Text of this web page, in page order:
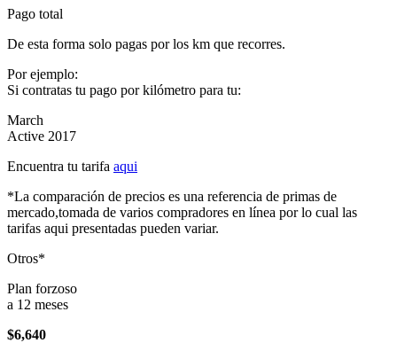
Pago total
De esta forma solo pagas por los km que recorres.
Por ejemplo:
Si contratas tu pago por kilómetro para tu:
March
Active 2017
Encuentra tu tarifa aqui
*La comparación de precios es una referencia de primas de
mercado,tomada de varios compradores en línea por lo cual las
tarifas aqui presentadas pueden variar.
Otros*
Plan forzoso
a 12 meses
$6,640